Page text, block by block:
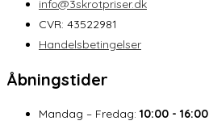
info@3skrotpriser.dk
CVR: 43522981
Handelsbetingelser
Åbningstider
Mandag – Fredag: 10:00 - 16:00